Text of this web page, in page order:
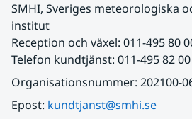
SMHI, Sveriges meteorologiska
institut
Reception och växel: 011-495 80
Telefon kundtjänst: 011-495 82 00
Organisationsnummer: 202100-
Epost: kundtjanst@smhi.se